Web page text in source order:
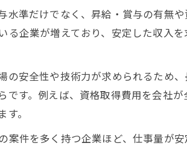
配管工が得られる収入とリスクの実情
の雇用形態別メリットと収入アップ法
工として高年収を得るコツ
が静岡県内で高年収を狙う具体策
給料相場と年収を上げる求人選び
で配管工が評価されるスキルとは何か
準だけでなく、昇給・賞与の有無
企業が増えており、安定した収入
安全性や技術力が求められるため
す。例えば、資格取得費用を会社
。
件を多く持つ企業ほど、仕事量が